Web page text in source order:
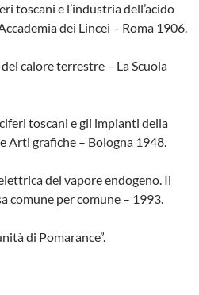
toscani e l’industria dell’acido
dei Lincei – Roma 1906.
calore terre­stre – La Scuola
toscani e gli impianti della
Arti grafiche – Bologna 1948.
del va­pore endogeno. Il
comune per comune – 1993.
di Pomarance”.